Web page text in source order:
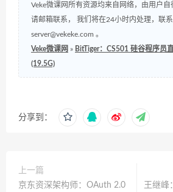
Veke微课网所有资源均来自网络，由用户自
请邮箱联系， 我们将在24小时内处理，联系
server@vekeke.com 。
Veke微课网 » BitTiger：CS501 硅谷程序员
(19.5G)
分享到：
上一篇
京东资深架构师：OAuth 2.0
王继峰